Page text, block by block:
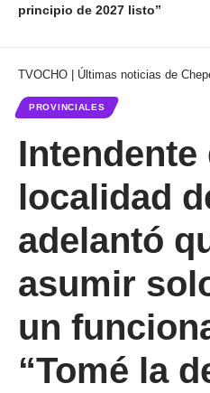
principio de 2027 listo”
TVOCHO | Últimas noticias de
PROVINCIALES
Intendente
localidad
adelantó
asumir
un
“Tomé la